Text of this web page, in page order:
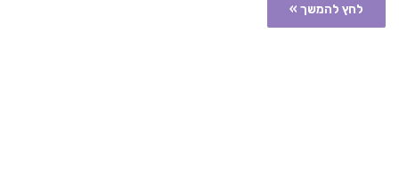
לחץ להמשך »